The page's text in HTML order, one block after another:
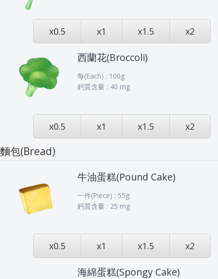
x0.5 x1 x1.5 x2
西蘭花(Broccoli)
每(Each) : 100g
鈣質含量 : 40 mg
x0.5 x1 x1.5 x2
麵包(Bread)
牛油蛋糕(Pound Cake)
一件(Piece) : 55g
鈣質含量 : 25 mg
x0.5 x1 x1.5 x2
海綿蛋糕(Spongy Cake)